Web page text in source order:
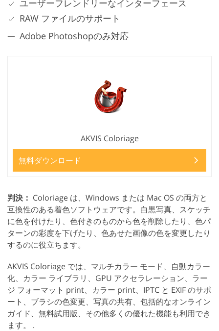
ユーザーフレンドリーなインターフェース
RAW ファイルのサポート
Adobe Photoshopのみ対応
AKVIS Coloriage
無料ダウンロード
判決： Coloriage は、Windows または Mac OS の両方と
互換性のある着色ソフトウェアです。白黒写真、スケッチ
に色を付けたり、色付きのものから色を削除したり、色パ
ターンの彩度を下げたり、色あせた画像の色を変更したり
するのに役立ちます。
AKVIS Coloriage では、マルチカラー モード、自動カラー
化、カラー ライブラリ、GPU アクセラレーション、ラー
ジ フォーマット print、カラー print、IPTC と EXIF のサポ
ート、ブラシの色変更、写真の共有、包括的なオンライン
ガイド、無料試用版、その他多くの優れた機能も利用でき
ます。 .